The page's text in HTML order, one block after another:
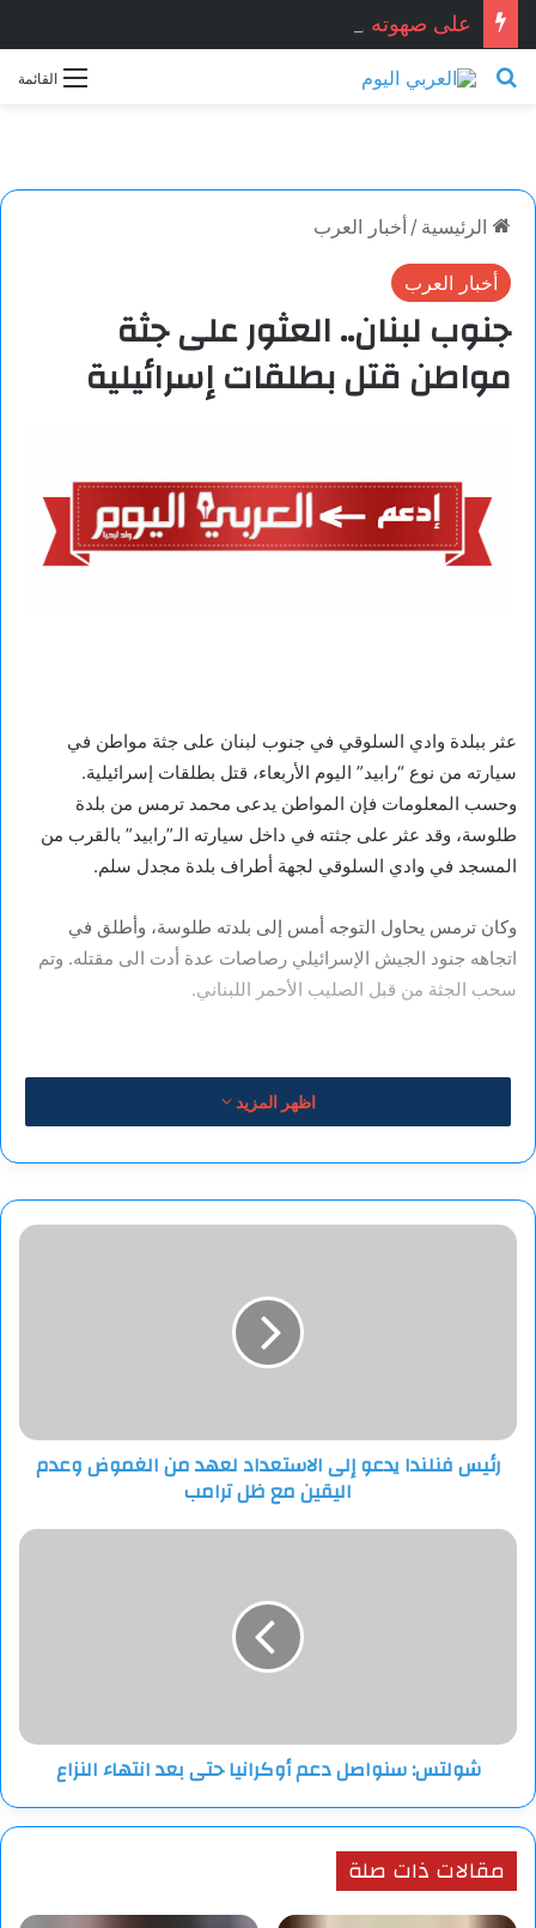
على صهوته . . . ميسون أسعد / سوريا
القائمة بحث عن
الرئيسية / أخبار العرب
أخبار العرب
جنوب لبنان.. العثور على جثة
مواطن قتل بطلقات إسرائيلية
عثر ببلدة وادي السلوقي في جنوب لبنان على جثة مواطن في
سيارته من نوع “رابيد” اليوم الأربعاء، قتل بطلقات إسرائيلية.
وحسب المعلومات فإن المواطن يدعى محمد ترمس من بلدة
طلوسة، وقد عثر على جثته في داخل سيارته الـ”رابيد” بالقرب من
المسجد في وادي السلوقي لجهة أطراف بلدة مجدل سلم.
وكان ترمس يحاول التوجه أمس إلى بلدته طلوسة، وأطلق في
اتجاهه جنود الجيش الإسرائيلي رصاصات عدة أدت الى مقتله. وتم
سحب الجثة من قبل الصليب الأحمر اللبناني.
اظهر المزيد
رئيس
وعدم
اليقين
ترامب
رئيس فنلندا يدعو إلى الاستعداد لعهد من الغموض وعدم
اليقين مع ظل ترامب
شولتس:
شولتس: سنواصل دعم أوكرانيا حتى بعد انتهاء النزاع
مقالات ذات صلة